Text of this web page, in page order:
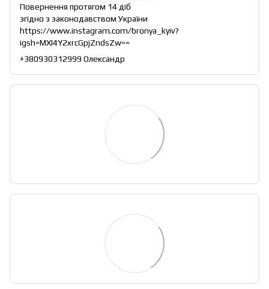
Повернення протягом 14 діб
згідно з законодавством України
https://www.instagram.com/bronya_kyiv?
igsh=MXI4Y2xrcGpjZndsZw==
+380930312999 Олександр